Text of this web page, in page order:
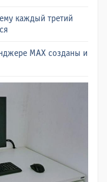
каждый третий
МАХ созданы и